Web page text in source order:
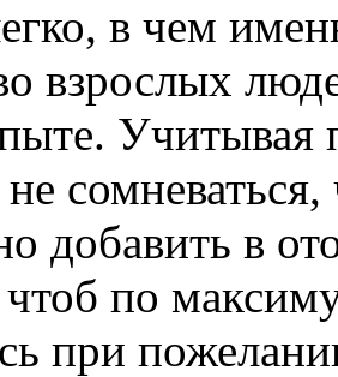
в чем
взрослых
Учитывая
добавить в
чтоб по
при